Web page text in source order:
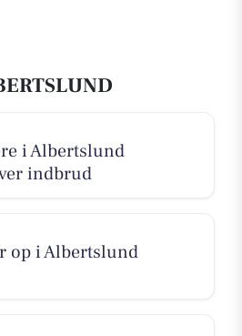
i Albertslund
indbrud
op i Albertslund